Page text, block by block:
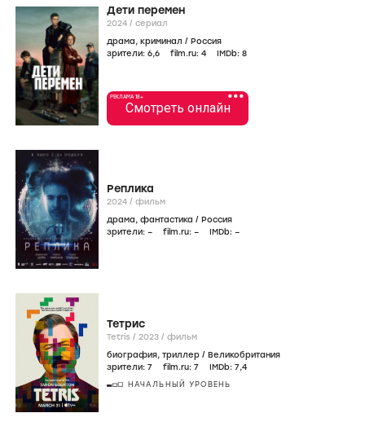
Дети перемен
2024 / сериал
драма, криминал / Россия
зрители: 6,6 film.ru: 4 IMDb: 8
•••
РЕКЛАМА 18+
Смотреть онлайн
Реплика
2024 / фильм
драма, фантастика / Россия
зрители: – film.ru: – IMDb: –
Тетрис
Tetris / 2023 / фильм
биография, триллер / Великобритания
зрители: 7 film.ru: 7 IMDb: 7,4
НАЧАЛЬНЫЙ УРОВЕНЬ